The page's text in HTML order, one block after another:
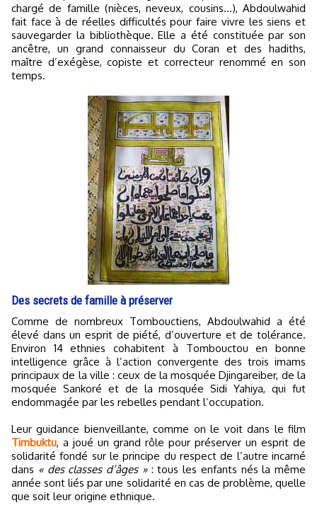
chargé de famille (nièces, neveux, cousins…), Abdoulwahid
fait face à de réelles difficultés pour faire vivre les siens et
sauvegarder la bibliothèque. Elle a été constituée par son
ancêtre, un grand connaisseur du Coran et des hadiths,
maître d’exégèse, copiste et correcteur renommé en son
temps.
Des secrets de famille à préserver
Comme de nombreux Tombouctiens, Abdoulwahid a été
élevé dans un esprit de piété, d’ouverture et de tolérance.
Environ 14 ethnies cohabitent à Tombouctou en bonne
intelligence grâce à l’action convergente des trois imams
principaux de la ville : ceux de la mosquée Djingareiber, de la
mosquée Sankoré et de la mosquée Sidi Yahiya, qui fut
endommagée par les rebelles pendant l’occupation.
Leur guidance bienveillante, comme on le voit dans le film
Timbuktu, a joué un grand rôle pour préserver un esprit de
solidarité fondé sur le principe du respect de l’autre incarné
dans « des classes d’âges »: tous les enfants nés la même
année sont liés par une solidarité en cas de problème, quelle
que soit leur origine ethnique.